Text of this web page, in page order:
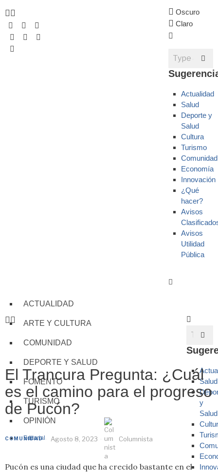
Oscuro
Claro
Actualidad
Salud
Deporte y
Salud
Cultura
Turismo
Comunidad
Economía
Innovación
¿Qué
hacer?
Avisos
Avisos
Utilidad
Pública
ACTUALIDAD
ARTE Y CULTURA
COMUNIDAD
DEPORTE Y SALUD
FOMENTO
TURISMO
OPINIÓN
Editorial
Salud
y
Salud
El Trancura Pregunta: ¿Cuál
es el camino para el progreso
de Pucón?
COMUNIDAD Agosto 8, 2023 Columnista
Pucón es una ciudad que ha crecido bastante en el